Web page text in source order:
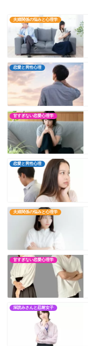
夫婦関係の悩みと心理学
恋愛と男性心理
甘すぎない恋愛心理学
恋愛と男性心理
夫婦関係の悩みと心理学
甘すぎない恋愛心理学
深読みさんと忍耐女子